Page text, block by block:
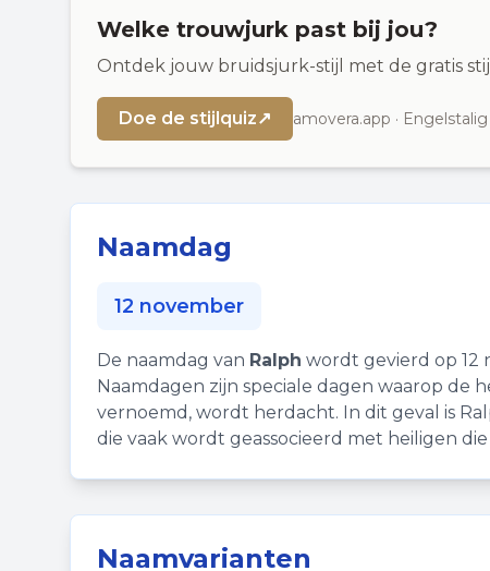
Welke trouwjurk past bij jou?
Ontdek jouw bruidsjurk-stijl met de gratis
Doe de stijlquiz↗ amovera.app · Engelstalig
Naamdag
12 november
De naamdag van Ralph wordt gevierd op 12
Naamdagen zijn speciale dagen waarop de
vernoemd, wordt herdacht. In dit geval is
die vaak wordt geassocieerd met heiligen
Naamvarianten